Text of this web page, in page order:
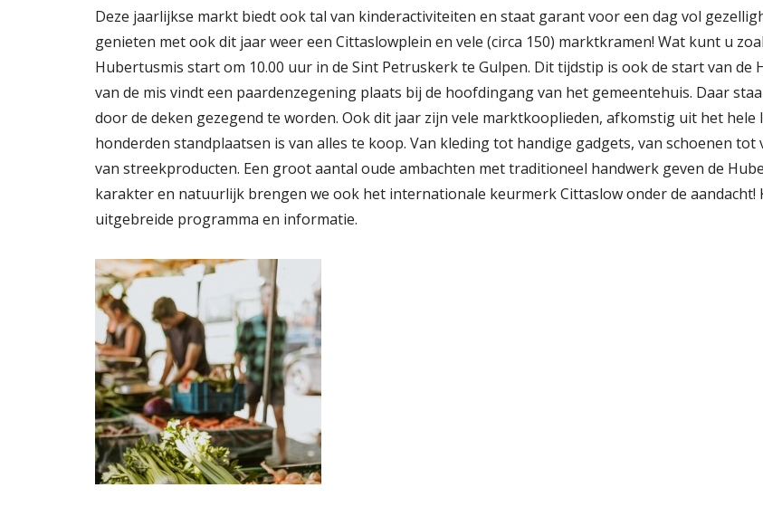
Deze jaarlijkse markt biedt ook tal van kinderactiviteiten en staat garant voor een dag vol
genieten met ook dit jaar weer een Cittaslowplein en vele (circa 150) marktkramen! Wat kunt u
Hubertusmis start om 10.00 uur in de Sint Petruskerk te Gulpen. Dit tijdstip is ook de start van de
van de mis vindt een paardenzegening plaats bij de hoofdingang van het gemeentehuis. Daar
door de deken gezegend te worden. Ook dit jaar zijn vele marktkooplieden, afkomstig uit het hele
honderden standplaatsen is van alles te koop. Van kleding tot handige gadgets, van schoenen
van streekproducten. Een groot aantal oude ambachten met traditioneel handwerk geven de
karakter en natuurlijk brengen we ook het internationale keurmerk Cittaslow onder de
uitgebreide programma en informatie.